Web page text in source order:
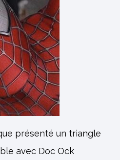
présenté un triangle
avec Doc Ock